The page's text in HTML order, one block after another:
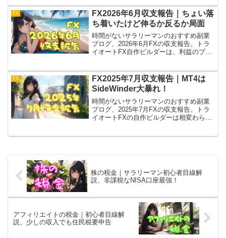
削減。すでに半月動かして利益を出して
います！
FX
FX2026年6月収支報告｜ちょい落
ち着いたけど伸るか反るか局面
時間がないサラリーマンのおすすめ副業
ブログ、2026年6月FXの収支報告。トラ
イオートFX自作ビルダーは、利益のプラ
う最初に恐れた10年に一度の大転換期だ
よね。
FX
FX2025年7月収支報告｜MT4は
SideWinder大暴れ！
時間がないサラリーマンのおすすめ副業
ブログ、2025年7月FXの収支報告。トラ
イオートFXの自作ビルダーは相変わらず
株の税金｜サラリーマン初心者目線解
説、非課税なNISA口座最強！
アフィリエイトの税金｜初心者目線解
説、少しの収入でも住民税要申告